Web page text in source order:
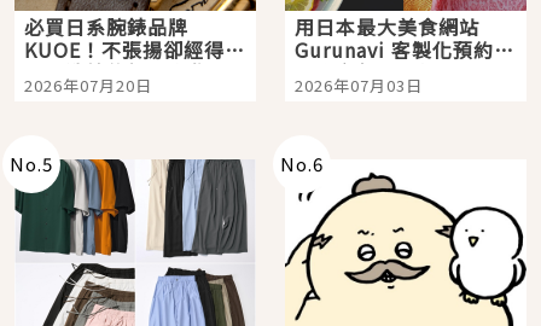
必買日系腕錶品牌
KUOE！不張揚卻經得起
時間洗鍊的經典之作五
選
2026年07月20日
用日本最大美食網站
Gurunavi 客製化預約九
大都市餐廳，打造專屬
美食體驗！
2026年07月03日
No.5 No.6